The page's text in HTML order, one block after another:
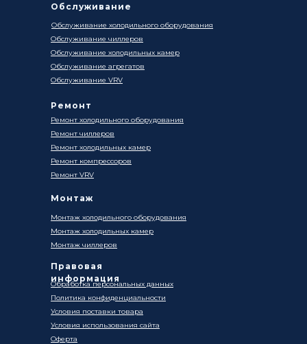
Ремонт
Обработка персональных данных
Политика конфиденциальности
Условия поставки товара
Оферта
Условия использования сайта
Ремонт холодильного оборудования
Ремонт чиллеров
Ремонт холодильных камер
Ремонт компрессоров
Ремонт VRV
Монтаж
Правовая
информация
Монтаж холодильного оборудования
Монтаж чиллеров
Монтаж холодильных камер
Обслуживание
Обслуживание холодильного оборудования
Обслуживание чиллеров
Обслуживание холодильных камер
Обслуживание агрегатов
Обслуживание VRV